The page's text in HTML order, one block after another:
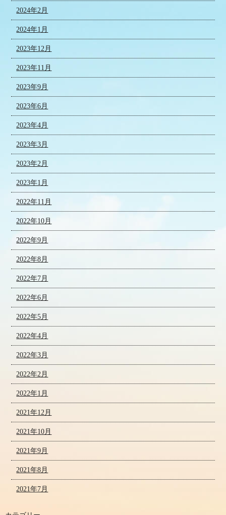
2024年2月
2024年1月
2023年12月
2023年11月
2023年9月
2023年6月
2023年4月
2023年3月
2023年2月
2023年1月
2022年11月
2022年10月
2022年9月
2022年8月
2022年7月
2022年6月
2022年5月
2022年4月
2022年3月
2022年2月
2022年1月
2021年12月
2021年10月
2021年9月
2021年8月
2021年7月